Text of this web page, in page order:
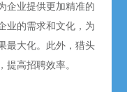
企业提供更加精准的
业的需求和文化，为
最大化。此外，猎头
提高招聘效率。